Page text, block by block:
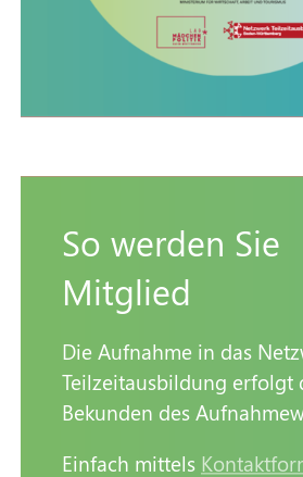
So werden Sie
Mitglied
Die Aufnahme in das
Teilzeitausbildung erfolgt
Bekunden des
Einfach mittels